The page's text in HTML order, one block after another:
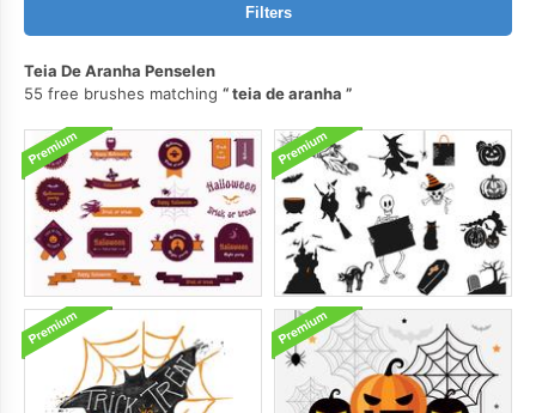
Filters
Teia De Aranha Penselen
55 free brushes matching
teia de aranha